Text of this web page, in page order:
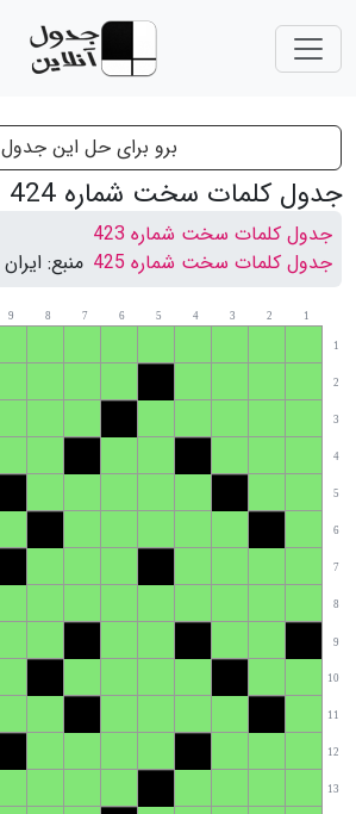
برو برای حل این جدول
جدول کلمات سخت شماره 424
جدول کلمات سخت شماره 423
جدول کلمات سخت شماره 425
منبع: ایران
1
1
2
3
4
5
6
7
8
9
2
3
4
5
6
7
8
9
10
11
12
13